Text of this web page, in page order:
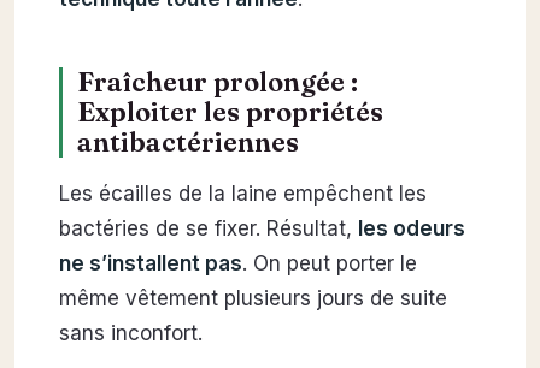
Fraîcheur prolongée :
Exploiter les propriétés
antibactériennes
Les écailles de la laine empêchent les
bactéries de se fixer. Résultat, les odeurs
ne s’installent pas. On peut porter le
même vêtement plusieurs jours de suite
sans inconfort.